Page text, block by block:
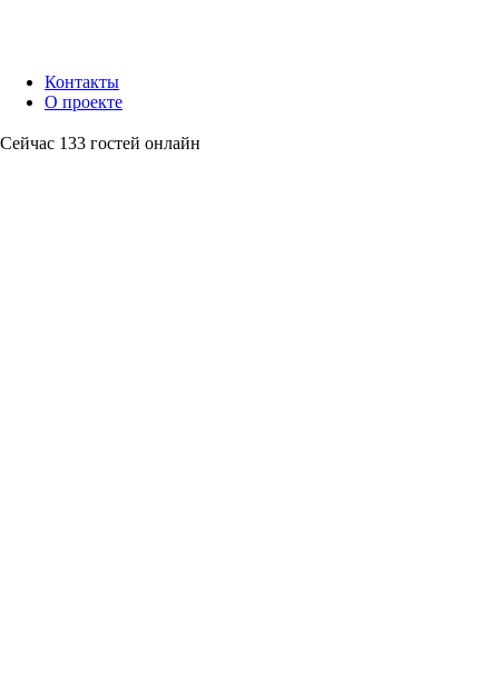
Контакты
О проекте
Сейчас 133 гостей онлайн